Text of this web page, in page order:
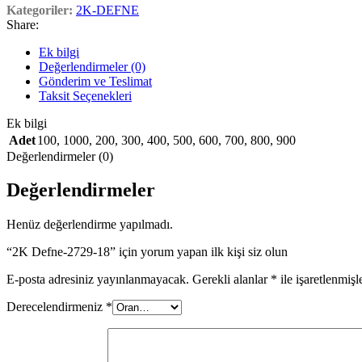
Kategoriler: 2K-DEFNE
Share:
Ek bilgi
Değerlendirmeler (0)
Gönderim ve Teslimat
Taksit Seçenekleri
Ek bilgi
Adet100, 1000, 200, 300, 400, 500, 600, 700, 800, 900
Değerlendirmeler (0)
Değerlendirmeler
Henüz değerlendirme yapılmadı.
“2K Defne-2729-18” için yorum yapan ilk kişi siz olun
E-posta adresiniz yayınlanmayacak. Gerekli alanlar * ile
Derecelendirmeniz *